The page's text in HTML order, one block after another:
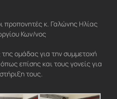
προπονητές κ. Γαλώνης Ηλίας
Κων/νος
ομάδας για την συμμετοχή
επίσης και τους γονείς για
τους.